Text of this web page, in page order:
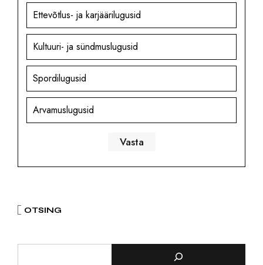
Ettevõtlus- ja karjäärilugusid
Kultuuri- ja sündmuslugusid
Spordilugusid
Arvamuslugusid
OTSING